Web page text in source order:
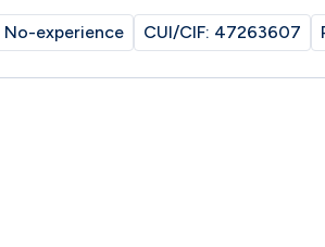
No-experience CUI/CIF: 47263607